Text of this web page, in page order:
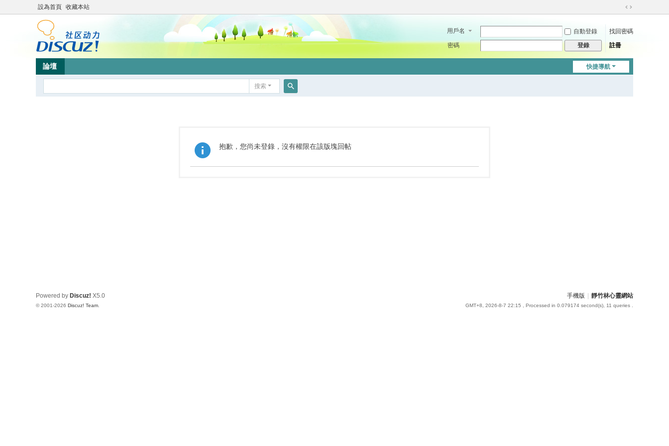
設為首頁 收藏本站
切
到
用戶名 自動登錄
找回密碼
密碼
登錄 註冊
快捷導航
論壇
搜索
抱歉，您尚未登錄，沒有權限在該版塊回帖
手機版 靜竹林心靈網站
GMT+8, 2026-8-7 22:15 , Processed in 0.079174 second(s), 11 queries .
Powered by Discuz! X5.0
© 2001-2026 Discuz! Team